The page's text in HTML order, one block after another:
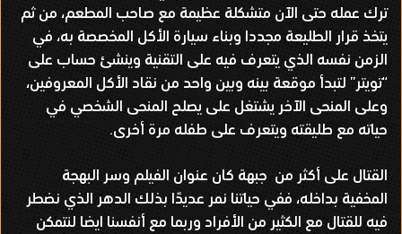
ترك عمله حتى الآن متشكلة عظيمة مع صاحب المطعم، من ثم
يتخذ قرار الطليعة مجددا وبناء سيارة الأكل المخصصة به، في
الزمن نفسه الذي يتعرف فيه على التقنية وينشئ حساب على
“تويتر” لتبدأ موقعة بينه وبين واحد من نقاد الأكل المعروفين،
وعلى المنحى الآخر يشتغل على يصلح المنحى الشخصي في
حياته مع طليقته ويتعرف على طفله مرة أخرى.
القتال على أكثر من جبهة كان عنوان الفيلم وسر البهجة
المخفية بداخله، ففي حياتنا نمر عديدًا بذلك الدهر الذي نضطر
فيه للقتال مع الكثير من الأفراد وربما مع أنفسنا ايضا لنتمكن